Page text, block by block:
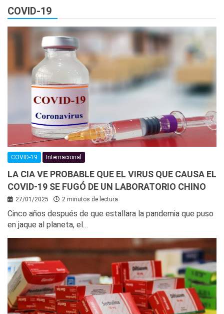
COVID-19
COVID-19 Internacional
LA CIA VE PROBABLE QUE EL VIRUS QUE CAUSA EL
COVID-19 SE FUGÓ DE UN LABORATORIO CHINO
27/01/2025 2 minutos de lectura
Cinco años después de que estallara la pandemia que puso
en jaque al planeta, el…